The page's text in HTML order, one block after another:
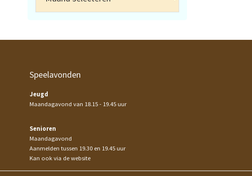
Speelavonden
Jeugd
Maandagavond van 18.15 - 19.45 uur
Senioren
Maandagavond
Aanmelden tussen 19.30 en 19.45 uur
Kan ook via de website